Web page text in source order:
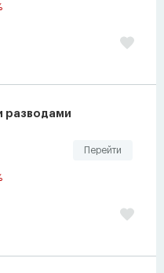
разводами
Перейти